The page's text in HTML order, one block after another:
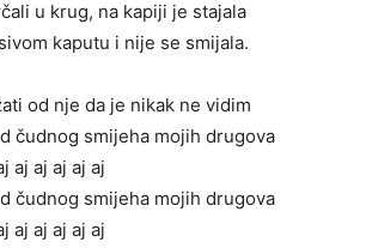
u krug, na kapiji je stajala
kaputu i nije se smijala.
od nje da je nikak ne vidim
čudnog smijeha mojih drugova
aj aj aj aj aj
čudnog smijeha mojih drugova
aj aj aj aj aj